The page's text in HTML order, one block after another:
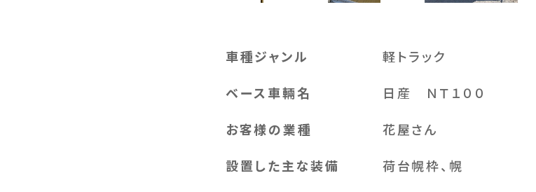
車種ジャンル
軽トラック
ベース車輛名
日産 ＮＴ１００
お客様の業種
花屋さん
設置した主な装備
荷台幌枠、幌